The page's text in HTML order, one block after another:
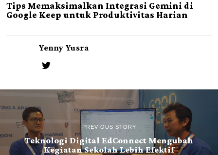
Tips Memaksimalkan Integrasi Gemini di
Google Keep untuk Produktivitas Harian
Yenny Yusra
PREVIOUS STORY
Teknologi Digital EdConnect Mengubah
Kegiatan Sekolah Lebih Efektif